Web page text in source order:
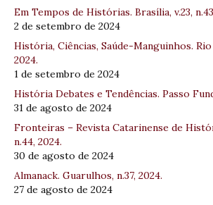
Em Tempos de Histórias. Brasília, v.23,
2 de setembro de 2024
História, Ciências, Saúde-Manguinhos. Rio
2024.
1 de setembro de 2024
História Debates e Tendências. Passo
31 de agosto de 2024
Fronteiras – Revista Catarinense de
n.44, 2024.
30 de agosto de 2024
Almanack. Guarulhos, n.37, 2024.
27 de agosto de 2024